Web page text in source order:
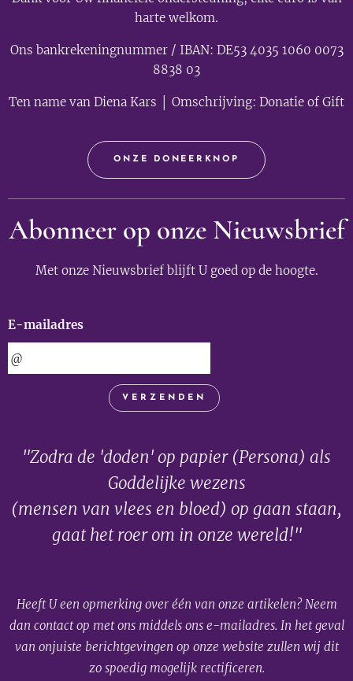
harte welkom.
Ons bankrekeningnummer / IBAN: DE53 4035 1060 0073
8838 03
Ten name van Diena Kars │ Omschrijving: Donatie of Gift
ONZE DONEERKNOP
Abonneer op onze Nieuwsbrief
Met onze Nieuwsbrief blijft U goed op de hoogte.
E-mailadres
VERZENDEN
"Zodra de 'doden' op papier (Persona) als
Goddelijke wezens
(mensen van vlees en bloed) op gaan staan,
gaat het roer om in onze wereld!"
Heeft U een opmerking over één van onze artikelen? Neem
dan contact op met ons middels ons e-mailadres. In het geval
van onjuiste berichtgevingen op onze website zullen wij dit
zo spoedig mogelijk rectificeren.